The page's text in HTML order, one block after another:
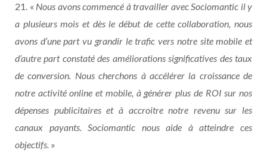
21. « Nous avons commencé à travailler avec Sociomantic il y
a plusieurs mois et dès le début de cette collaboration, nous
avons d’une part vu grandir le trafic vers notre site mobile et
d’autre part constaté des améliorations significatives des taux
de conversion. Nous cherchons à accélérer la croissance de
notre activité online et mobile, à générer plus de ROI sur nos
dépenses publicitaires et à accroitre notre revenu sur les
canaux payants. Sociomantic nous aide à atteindre ces
objectifs. »